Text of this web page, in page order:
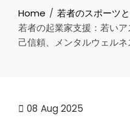
Home
若者のスポーツ
若者の起業家支援：若い
己信頼、メンタルウェル
08 Aug 2025